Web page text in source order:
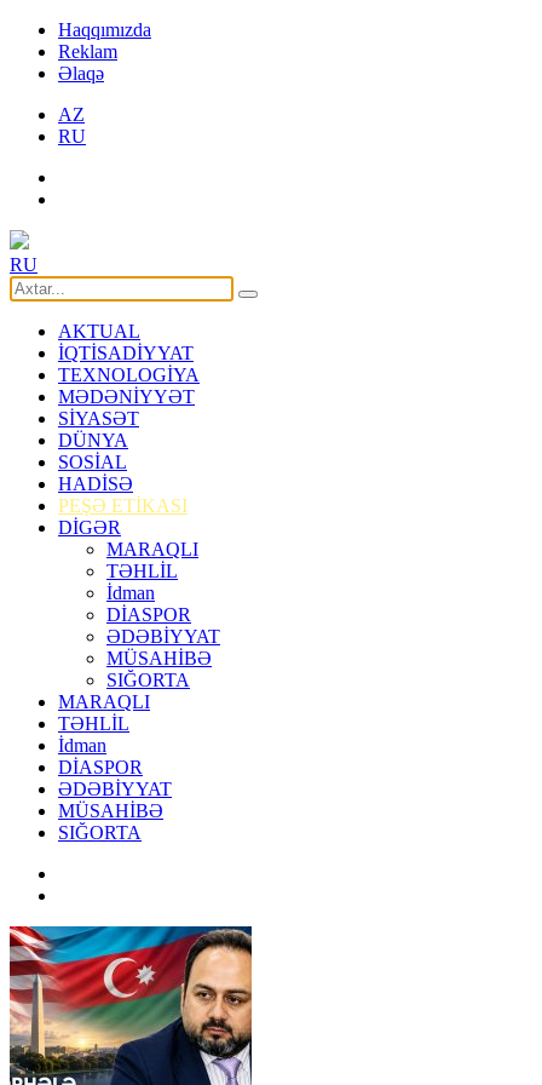
Haqqımızda
Reklam
Əlaqə
AZ
RU
RU
AKTUAL
İQTİSADİYYAT
TEXNOLOGİYA
MƏDƏNİYYƏT
SİYASƏT
DÜNYA
SOSİAL
HADİSƏ
PEŞƏ ETİKASI
DİGƏR
MARAQLI
TƏHLİL
İdman
DİASPOR
ƏDƏBİYYAT
MÜSAHİBƏ
SIĞORTA
MARAQLI
TƏHLİL
İdman
DİASPOR
ƏDƏBİYYAT
MÜSAHİBƏ
SIĞORTA